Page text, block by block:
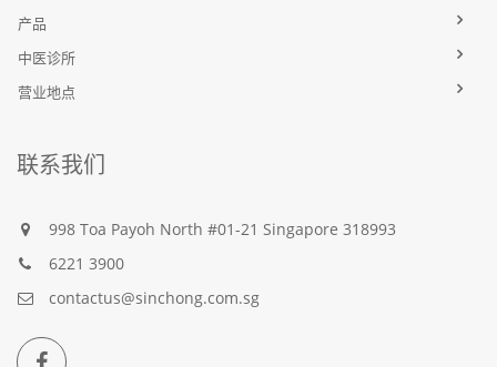
产品
中医诊所
营业地点
联系我们
998 Toa Payoh North #01-21 Singapore 318993
6221 3900
contactus@sinchong.com.sg